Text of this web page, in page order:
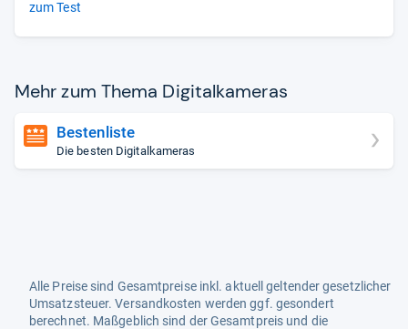
zum Test
Mehr zum Thema Digi­tal­ka­me­ras
Bestenliste
Die besten Digitalkameras
Alle Preise sind Gesamtpreise inkl. aktuell geltender gesetzlicher
Umsatzsteuer. Versandkosten werden ggf. gesondert
berechnet. Maßgeblich sind der Gesamtpreis und die